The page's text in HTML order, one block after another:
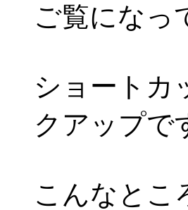
ご覧になっ
ショートカ
クアップで
こんなとこ